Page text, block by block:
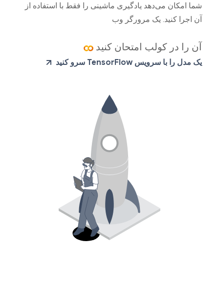
شما امکان می‌دهد یادگیری ماشینی را فقط با استفاده از
آن اجرا کنید. یک مرورگر وب
آن را در کولب امتحان کنید
یک مدل را با سرویس TensorFlow سرو کنید